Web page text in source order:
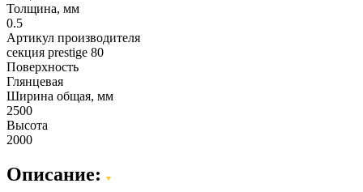
Толщина, мм
0.5
Артикул производителя
секция рrestige 80
Поверхность
Глянцевая
Ширина общая, мм
2500
Высота
2000
Описание: